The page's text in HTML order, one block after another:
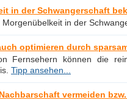
in der Schwangerschaft
in der
optimieren durch
Fernsehern können die
Tipp ansehen...
vermeiden